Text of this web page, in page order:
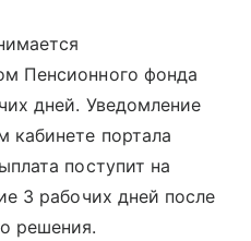
Пенсионного фонда
дней. Уведомление
кабинете портала
поступит на
3 рабочих дней после
решения.